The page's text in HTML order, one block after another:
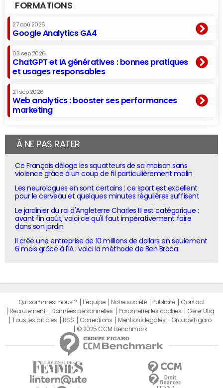
FORMATIONS
27 aoû 2026
Google Analytics GA4
03 sep 2026
ChatGPT et IA génératives : bonnes pratiques
et usages responsables
21 sep 2026
Web analytics : booster ses performances
marketing
À NE PAS RATER
Ce Français déloge les squatteurs de sa maison sans
violence grâce à un coup de fil particulièrement malin
Les neurologues en sont certains : ce sport est excellent
pour le cerveau et quelques minutes régulières suffisent
Le jardinier du roi d'Angleterre Charles III est catégorique :
avant fin août, voici ce qu'il faut impérativement faire
dans son jardin
Il crée une entreprise de 10 millions de dollars en seulement
6 mois grâce à l'IA : voici la méthode de Ben Broca
Qui sommes-nous ? L'équipe Notre société Publicité
Contact
Recrutement
Données personnelles Paramétrer les cookies
Gérer Utiq
Tous les articles
RSS Corrections Mentions légales
Groupe Figaro
© 2025 CCM Benchmark